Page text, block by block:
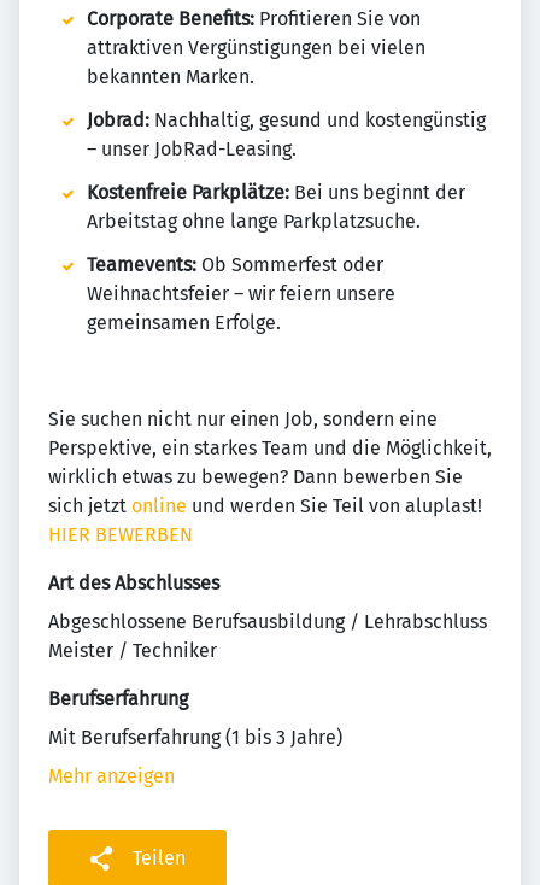
Corporate Benefits: Profitieren Sie von
attraktiven Vergünstigungen bei vielen
bekannten Marken.
Jobrad: Nachhaltig, gesund und kostengünstig
– unser JobRad-Leasing.
Kostenfreie Parkplätze: Bei uns beginnt der
Arbeitstag ohne lange Parkplatzsuche.
Teamevents: Ob Sommerfest oder
Weihnachtsfeier – wir feiern unsere
gemeinsamen Erfolge.
Sie suchen nicht nur einen Job, sondern eine
Perspektive, ein starkes Team und die Möglichkeit,
wirklich etwas zu bewegen? Dann bewerben Sie
sich jetzt online und werden Sie Teil von aluplast!
HIER BEWERBEN
Art des Abschlusses
Abgeschlossene Berufsausbildung / Lehrabschluss
Meister / Techniker
Berufserfahrung
Mit Berufserfahrung (1 bis 3 Jahre)
Mehr anzeigen
Teilen